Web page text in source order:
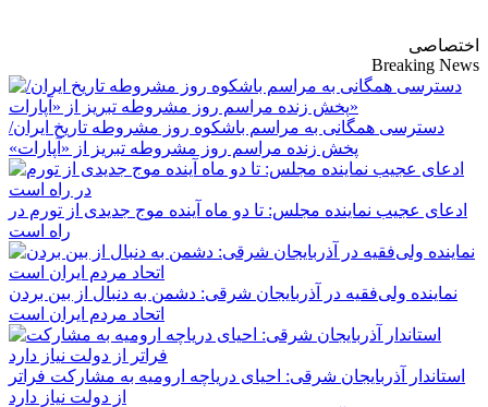
اختصاصی
Breaking News
دسترسی همگانی به مراسم باشکوه روز مشروطه تاریخ ایران/
پخش زنده مراسم روز مشروطه تبریز از «آپارات»
ادعای عجیب نماینده مجلس: تا دو ماه آینده موج جدیدی از تورم در
راه است
نماینده ولی‌فقیه در آذربایجان شرقی: دشمن به دنبال از بین بردن
اتحاد مردم ایران است
استاندار آذربایجان شرقی: احیای دریاچه ارومیه به مشارکت فراتر
از دولت نیاز دارد